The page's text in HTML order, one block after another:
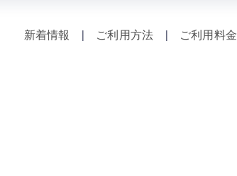
新着情報 | ご利用方法 | ご利用料金